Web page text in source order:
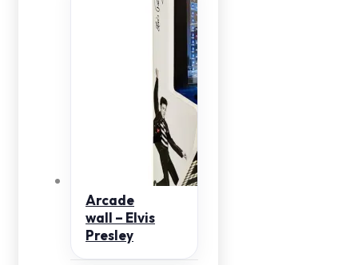
Arcade
wall – Elvis
Presley